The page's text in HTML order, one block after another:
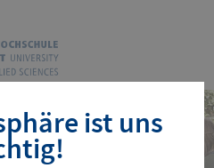
ist uns